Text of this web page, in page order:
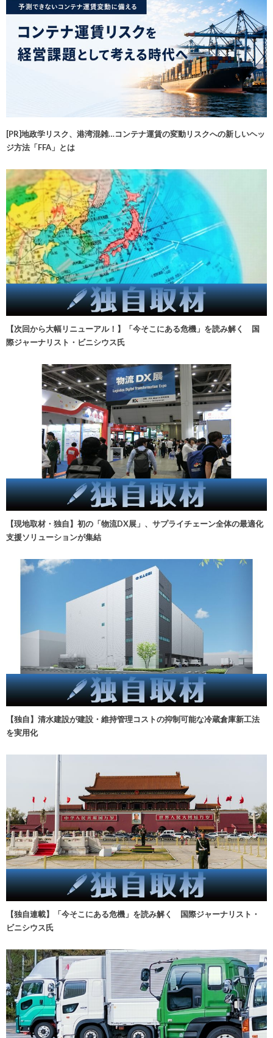
[PR]地政学リスク、港湾混雑…コンテナ運賃の変動リスクへの新しいヘッ
ジ方法「FFA」とは
【次回から大幅リニューアル！】「今そこにある危機」を読み解く 国
際ジャーナリスト・ビニシウス氏
【現地取材・独自】初の「物流DX展」、サプライチェーン全体の最適化
支援ソリューションが集結
【独自】清水建設が建設・維持管理コストの抑制可能な冷蔵倉庫新工法
を実用化
【独自連載】「今そこにある危機」を読み解く 国際ジャーナリスト・
ビニシウス氏